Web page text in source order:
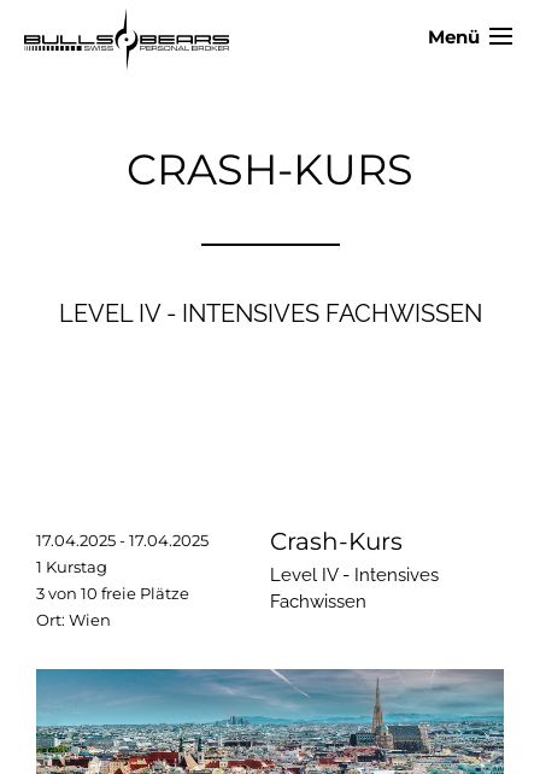
Menü
CRASH-KURS
LEVEL IV - INTENSIVES FACHWISSEN
17.04.2025 - 17.04.2025
1 Kurstag
3 von 10 freie Plätze
Ort: Wien
Crash-Kurs
Level IV - Intensives
Fachwissen